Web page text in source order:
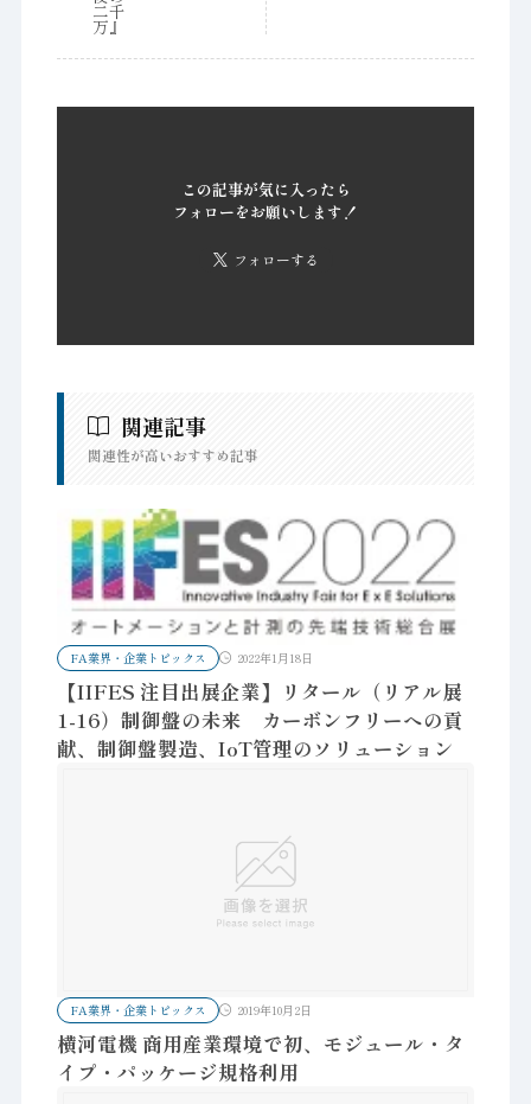
この記事が気に入ったら
フォローをお願いします！
フォローする
関連記事
関連性が高いおすすめ記事
FA業界・企業トピックス 2022年1月18日
【IIFES 注目出展企業】リタール（リアル展
1-16）制御盤の未来 カーボンフリーへの貢
献、制御盤製造、IoT管理のソリューション
FA業界・企業トピックス 2019年10月2日
横河電機 商用産業環境で初、モジュール・タ
イプ・パッケージ規格利用